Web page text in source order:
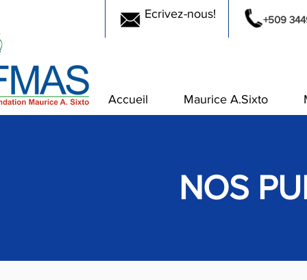
Accueil Maurice A.Sixto
+509
Ecrivez-nous!
NOS